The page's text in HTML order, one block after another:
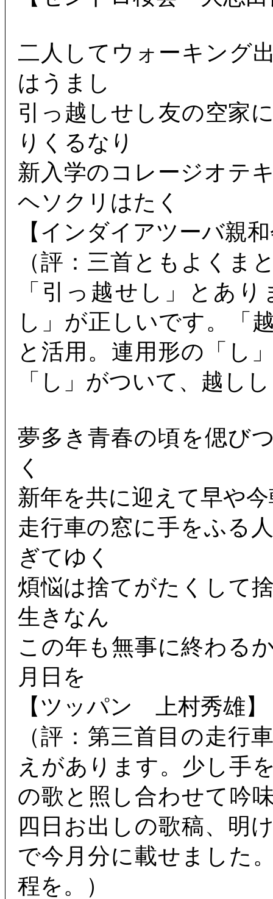
二人してウォーキング
はうまし
引っ越しせし友の空家
りくるなり
新入学のコレージオテ
ヘソクリはたく
【インダイアツーバ親
（評：三首ともよくま
「引っ越せし」とあ
し」が正しいです。「
と活用。連用形の「し
「し」がついて、越し
夢多き青春の頃を偲び
く
新年を共に迎えて早や
走行車の窓に手をふる
ぎてゆく
煩悩は捨てがたくして
生きなん
この年も無事に終わる
月日を
【ツッパン 上村秀雄】
（評：第三首目の走行
えがあります。少し手
の歌と照し合わせて吟
四日お出しの歌稿、明
で今月分に載せました
程を。）